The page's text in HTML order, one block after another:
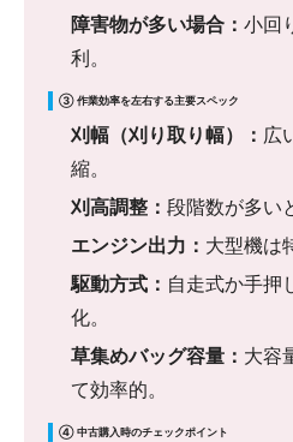
障害物が多い場合： 小回
利。
③ 作業効率を左右する主要スペック
刈幅（刈り取り幅）： 広
縮。
刈高調整： 段階数が多い
エンジン出力： 大型機は
駆動方式： 自走式か手押
化。
草集めバッグ容量： 大容
て効率的。
④ 中古購入時のチェックポイント